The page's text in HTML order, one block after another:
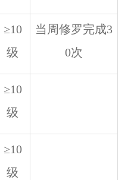
≥10
级
当周修罗完成3
0次
≥10
级
≥10
级